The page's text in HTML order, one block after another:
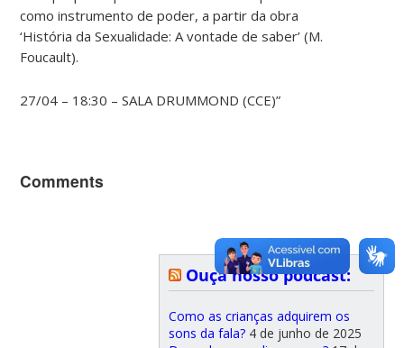
como instrumento de poder, a partir da obra
‘História da Sexualidade: A vontade de saber’ (M.
Foucault).
27/04 – 18:30 – SALA DRUMMOND (CCE)”
Comments
Ouça nosso podcast:
Como as crianças adquirem os
sons da fala? 4 de junho de 2025